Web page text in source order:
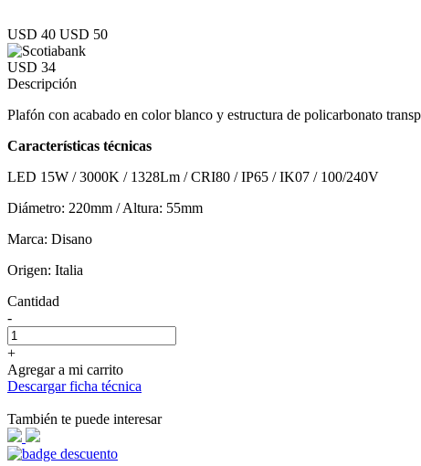
USD 40 USD 50
USD 34
Descripción
Plafón con acabado en color blanco y estructura de policarbonato
Características técnicas
LED 15W / 3000K / 1328Lm / CRI80 / IP65 / IK07 / 100/240V
Diámetro: 220mm / Altura: 55mm
Marca: Disano
Origen: Italia
Cantidad
-
+
Agregar a mi carrito
Descargar ficha técnica
También te puede interesar